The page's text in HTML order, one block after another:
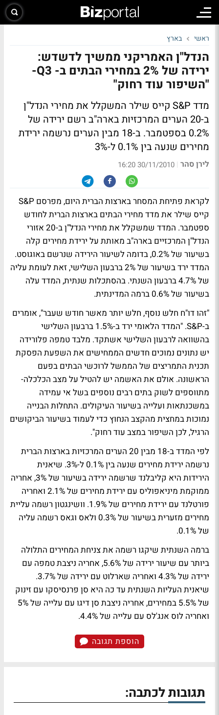
ראשי בארץ
הנדל"ן האמריקני ממשיך לדשדש:
ירידה של 2% במחירי הבתים ב- Q3-
"השיפור עוד רחוק"
מדד S&P קייס שילר המשקלל את מחירי הנדל"ן
ב-20 הערים המרכזיות בארה"ב רשם ירידה של
0.2% בספטמבר. ב-18 מבין הערים נרשמה ירידת
מחירים שנעה בין 0.1% ל-3%
לירן סהר |
30/11/2010 16:20
לקראת פתיחת המסחר בארצות הברית היום, מפרסם S&P
קייס שילר את מדד מחירי הבתים בארצות הבריתלחודש
ספטמבר. המדד שמשקלל את מחירי הנדל"ן ב-20 אזורי
הנדל"ן המרכזיים בארה"ב מאותת על ירידת מחירים קלה
בשיעור של 0.2%, בדומה לשיעור הירידה שנרשם באוגוסט.
המדד ירד בשיעור של 2% ברבעון השלישי, זאת לעומת עליה
של 4.7% ברבעון השנתי. בהסתכלות שנתית, המדד עלה
בשיעור של 0.6% ברמה המדינתית.
"זהו דו"ח חלש נוסף, חלש יותר מאשר חודש שעבר", אומרים
ב-S&P. "המדד הלאומי ירד ב-1.5% ברבעון השלישי
בהשוואה לרבעון השלישי אשתקד. מלבד טמפה פלורידה
יש נתונים נמוכים חדשים הממחישים את השפעת הפסקת
תכנית התמריצים של הממשל לרוכשי הבתים בפעם
הראשונה. אולם את האשמה יש להטיל על מצב הכלכלה-
מתווספים לשוק בתים רבים נוספים בשל אי עמידה
במשכנתאות ועלייה בשיעור העיקולים. התחלות הבנייה
נמוכות במחצית מהקצב הנחוץ כדי לעמוד בשיעור הביקושים
הרגיל, לכן השיפור במצב עוד רחוק".
לפי המדד ב-18 מבין 20 הערים המרכזיות בארצות הברית
נרשמה ירידת מחירים שנעה בין 0.1% ל-3%. שיאנית
הירידות היא קליבלנד שרשמה ירידה בשיעור של 3%, אחריה
ממוקמת מיניאפוליס עם ירידת מחירים של 2.1% ואחריה
פורטלנד עם ירידת מחירים של 1.9%. וושינגטון רשמה עליית
מחירים מזערית בשיעור של 0.3% ולאס וגאס רשמה עליה
של 0.1%.
ברמה השנתית שיקגו רשמה את צניחת המחירים התלולה
ביותר עם שיעור ירידה של 5.6%, אחריה ניצבת טמפה עם
ירידה של 4.3% ואחריה שארלוט עם ירידה של 3.7%.
שיאנית העליות השנתית עד כה היא סן פרנסיסקו עם זינוק
של 5.5% במחירים, אחריה ניצבת סן דיגו עם עלייה של 5%
ואחריה לוס אנג'לס עם עלייה של 4.4%.
הוספת תגובה
תגובות לכתבה: